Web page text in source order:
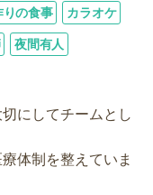
りの食事 カラオケ
夜間有人
にしてチームとし
体制を整えていま